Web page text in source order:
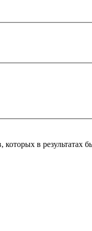
которых в